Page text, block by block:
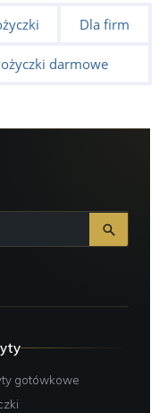
Dla firm
darmowe
gotówkowe